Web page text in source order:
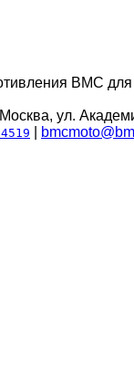
BMC
ул.